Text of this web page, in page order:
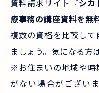
資料請求サイト『シカ
療事務の講座資料を無
複数の資格を比較し
ましょう。気になる方
※お住まいの地域や時
がない場合がござい